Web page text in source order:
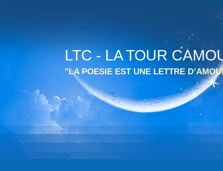
LTC - LA TOUR
"LA POESIE EST UNE LETTRE